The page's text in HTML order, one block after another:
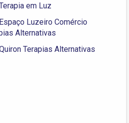
em Luz
Espaço Luzeiro Comércio
Alternativas
Terapias Alternativas